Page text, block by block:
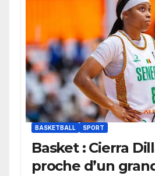
BASKETBALL SPORT
Basket : Cierra
proche d’un